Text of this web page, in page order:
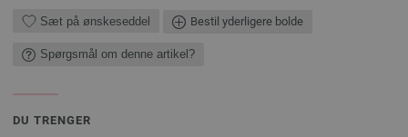
Sæt på ønskeseddel Bestil yderligere bolde
Spørgsmål om denne artikel?
DU TRENGER